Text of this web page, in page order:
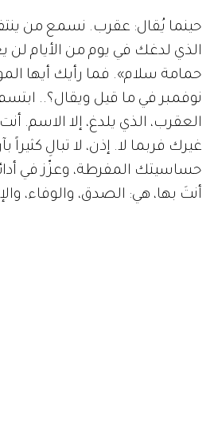
حينما يُقال: عقرب. نسمع من
الذي لدغك في يوم من الأيام لن
نوفمبر في ما قيل ويقال؟..
العقرب، الذي يلدغ، إلا الاسم.
غيرك فربما لا. إذن، لا تبالِ كثيراً
حساسيتك المفرطة، وعزّز في
أنتَ بها، هي: الصدق، والوفاء،